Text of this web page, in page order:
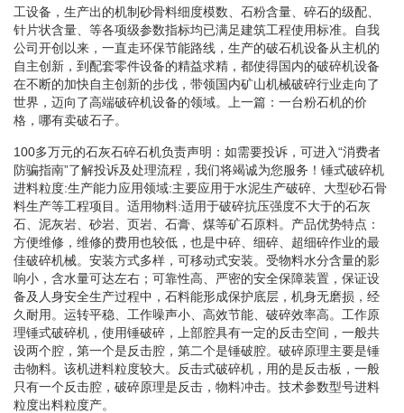
工设备，生产出的机制砂骨料细度模数、石粉含量、碎石的级配、
针片状含量、等各项级参数指标均已满足建筑工程使用标准。自我
公司开创以来，一直走环保节能路线，生产的破石机设备从主机的
自主创新，到配套零件设备的精益求精，都使得国内的破碎机设备
在不断的加快自主创新的步伐，带领国内矿山机械破碎行业走向了
世界，迈向了高端破碎机设备的领域。上一篇：一台粉石机的价
格，哪有卖破石子。
100多万元的石灰石碎石机负责声明：如需要投诉，可进入“消费者
防骗指南”了解投诉及处理流程，我们将竭诚为您服务！锤式破碎机
进料粒度:生产能力应用领域:主要应用于水泥生产破碎、大型砂石骨
料生产等工程项目。适用物料:适用于破碎抗压强度不大于的石灰
石、泥灰岩、砂岩、页岩、石膏、煤等矿石原料。产品优势特点：
方便维修，维修的费用也较低，也是中碎、细碎、超细碎作业的最
佳破碎机械。安装方式多样，可移动式安装。受物料水分含量的影
响小，含水量可达左右；可靠性高、严密的安全保障装置，保证设
备及人身安全生产过程中，石料能形成保护底层，机身无磨损，经
久耐用。运转平稳、工作噪声小、高效节能、破碎效率高。工作原
理锤式破碎机，使用锤破碎，上部腔具有一定的反击空间，一般共
设两个腔，第一个是反击腔，第二个是锤破腔。破碎原理主要是锤
击物料。该机进料粒度较大。反击式破碎机，用的是反击板，一般
只有一个反击腔，破碎原理是反击，物料冲击。技术参数型号进料
粒度出料粒度产。